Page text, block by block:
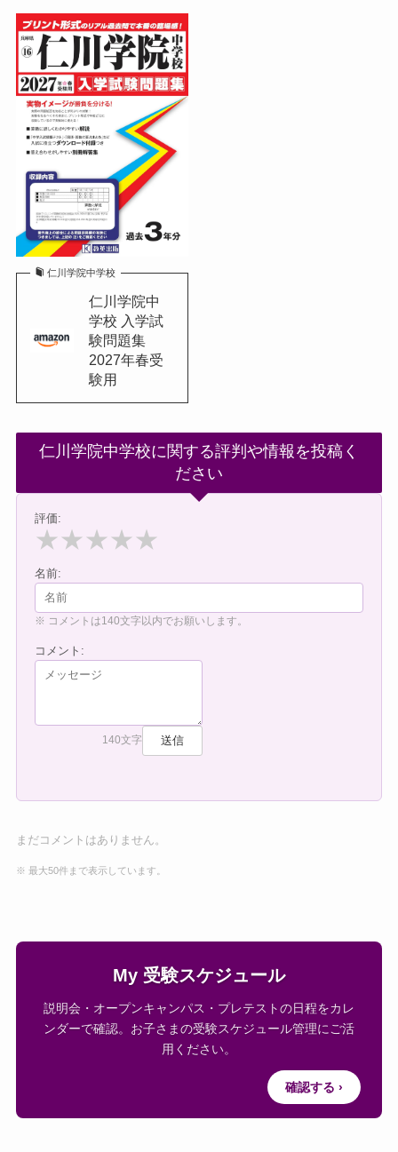
仁川学院中学校
仁川学院中
学校 入学試
験問題集
2027年春受
験用
仁川学院中学校に関する評判や情報を投稿く
ださい
評価:
★★★★★
名前:
※ コメントは140文字以内でお願いします。
コメント:
140文字 送信
まだコメントはありません。
※ 最大50件まで表示しています。
My 受験スケジュール
説明会・オープンキャンパス・プレテストの日程をカレ
ンダーで確認。お子さまの受験スケジュール管理にご活
用ください。
確認する ›